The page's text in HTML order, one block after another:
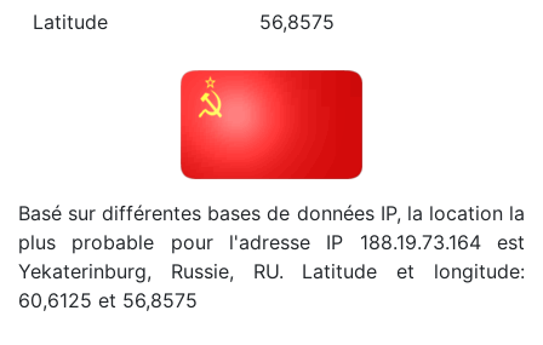
Latitude 56,8575
Basé sur différentes bases de données IP, la location la
plus probable pour l'adresse IP 188.19.73.164 est
Yekaterinburg, Russie, RU. Latitude et longitude:
60,6125 et 56,8575